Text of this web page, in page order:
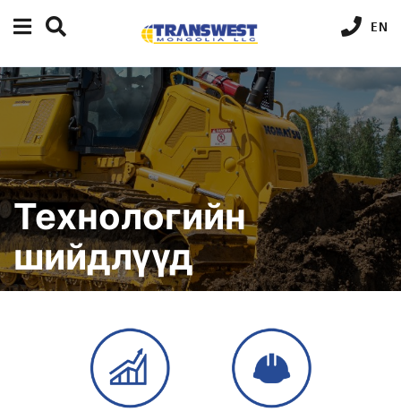
EN
Технологийн
шийдлүүд